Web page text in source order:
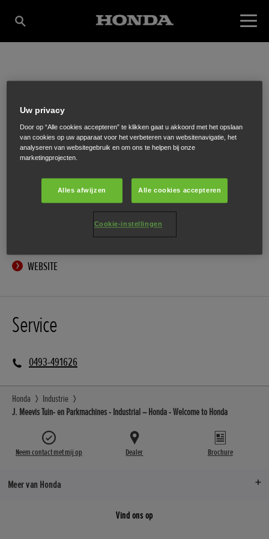
J. MEEVIS TUIN- EN
PARKMACHINES
Smulderslaan 7,Someren-Heide 5712 GJ
WEBSITE
Service
0493-491626
Honda
Industrie
J. Meevis Tuin- en Parkmachines - Industrial – Honda - Welcome to Honda
Neem contact met mij op Dealer Brochure
Meer van Honda
Vind ons op
Uw privacy
Door op “Alle cookies accepteren” te klikken gaat u akkoord met het opslaan
van cookies op uw apparaat voor het verbeteren van websitenavigatie, het
analyseren van websitegebruik en om ons te helpen bij onze
marketingprojecten.
Alles afwijzen Alle cookies accepteren
Cookie-instellingen